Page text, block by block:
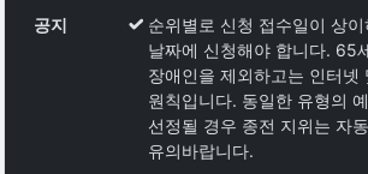
공지
순위별로 신청 접수일이 상
날짜에 신청해야 합니다. 65
장애인을 제외하고는 인터넷
원칙입니다. 동일한 유형의
선정될 경우 종전 지위는 자
유의바랍니다.